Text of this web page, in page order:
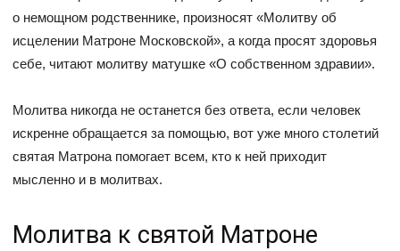
о немощном родственнике, произносят «Молитву об
исцелении Матроне Московской», а когда просят здоровья
себе, читают молитву матушке «О собственном здравии».
Молитва никогда не останется без ответа, если человек
искренне обращается за помощью, вот уже много столетий
святая Матрона помогает всем, кто к ней приходит
мысленно и в молитвах.
Молитва к святой Матроне